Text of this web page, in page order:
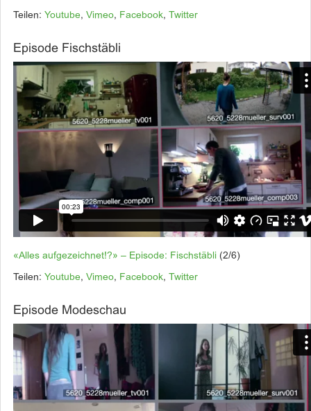
Teilen: Youtube, Vimeo, Facebook, Twitter
Episode Fischstäbli
«Alles aufgezeichnet!?» – Episode: Fischstäbli (2/6)
Teilen: Youtube, Vimeo, Facebook, Twitter
Episode Modeschau